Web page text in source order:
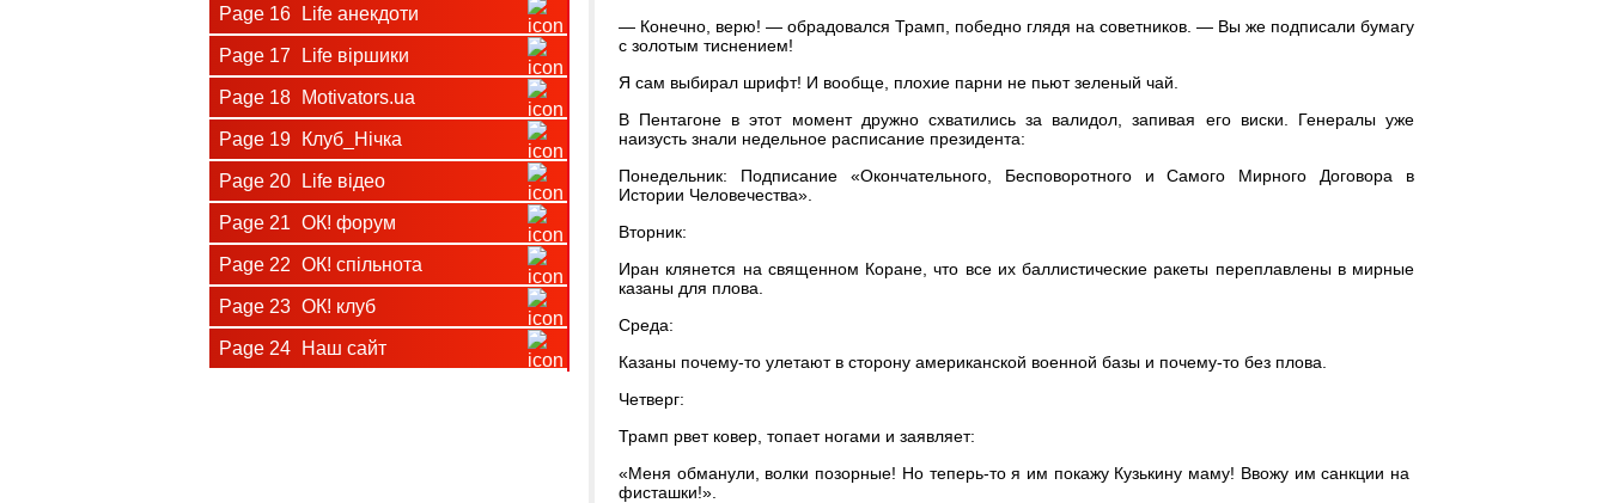
Page 16 Life анекдоти
Page 17 Life віршики
Page 18 Motivators.ua
Page 19 Клуб_Нічка
Page 20 Life відео
Page 21 ОК! форум
Page 22 ОК! спільнота
Page 23 ОК! клуб
Page 24 Наш сайт
— Конечно, верю! — обрадовался Трамп, победно глядя на советников. — Вы же подписали бумагу
с золотым тиснением!
Я сам выбирал шрифт! И вообще, плохие парни не пьют зеленый чай.
​В Пентагоне в этот момент дружно схватились за валидол, запивая его виски. Генералы уже
наизусть знали недельное расписание президента:
​Понедельник: Подписание «Окончательного, Бесповоротного и Самого Мирного Договора в
Истории Человечества».
​Вторник:
Иран клянется на священном Коране, что все их баллистические ракеты переплавлены в мирные
казаны для плова.
​Среда:
Казаны почему-то улетают в сторону американской военной базы и почему-то без плова.
​Четверг:
Трамп рвет ковер, топает ногами и заявляет:
«Меня обманули, волки позорные! Но теперь-то я им покажу Кузькину маму! Ввожу им санкции на
фисташки!».